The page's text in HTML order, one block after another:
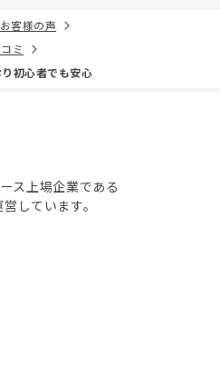
お客様の声
ミ
初心者でも安心
ス上場企業である
しています。